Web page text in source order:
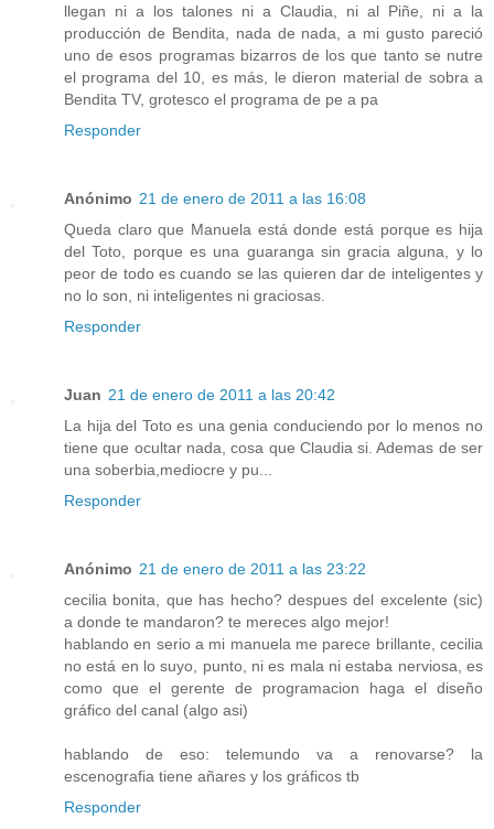
llegan ni a los talones ni a Claudia, ni al Piñe, ni a la
producción de Bendita, nada de nada, a mi gusto pareció
uno de esos programas bizarros de los que tanto se nutre
el programa del 10, es más, le dieron material de sobra a
Bendita TV, grotesco el programa de pe a pa
Responder
Anónimo 21 de enero de 2011 a las 16:08
Queda claro que Manuela está donde está porque es hija
del Toto, porque es una guaranga sin gracia alguna, y lo
peor de todo es cuando se las quieren dar de inteligentes y
no lo son, ni inteligentes ni graciosas.
Responder
Juan 21 de enero de 2011 a las 20:42
La hija del Toto es una genia conduciendo por lo menos no
tiene que ocultar nada, cosa que Claudia si. Ademas de ser
una soberbia,mediocre y pu...
Responder
Anónimo 21 de enero de 2011 a las 23:22
cecilia bonita, que has hecho? despues del excelente (sic)
a donde te mandaron? te mereces algo mejor!
hablando en serio a mi manuela me parece brillante, cecilia
no está en lo suyo, punto, ni es mala ni estaba nerviosa, es
como que el gerente de programacion haga el diseño
gráfico del canal (algo asi)
hablando de eso: telemundo va a renovarse? la
escenografia tiene añares y los gráficos tb
Responder